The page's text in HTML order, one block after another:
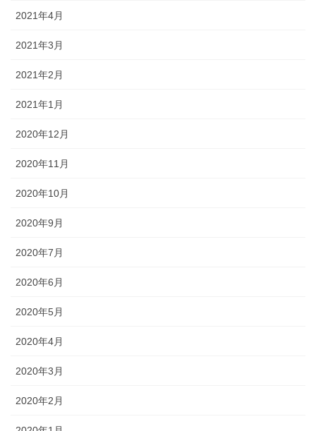
2021年4月
2021年3月
2021年2月
2021年1月
2020年12月
2020年11月
2020年10月
2020年9月
2020年7月
2020年6月
2020年5月
2020年4月
2020年3月
2020年2月